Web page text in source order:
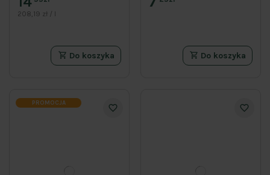
208,19 zł / l
Do koszyka Do koszyka
PROMOCJA